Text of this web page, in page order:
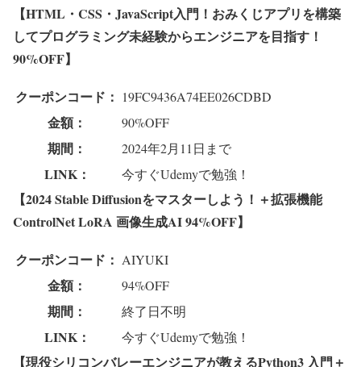
【HTML・CSS・JavaScript入門！おみくじアプリを構築
してプログラミング未経験からエンジニアを目指す！
90%OFF】
クーポンコード： 19FC9436A74EE026CDBD
金額： 90%OFF
期間： 2024年2月11日まで
LINK： 今すぐUdemyで勉強！
【2024 Stable Diffusionをマスターしよう！＋拡張機能
ControlNet LoRA 画像生成AI 94%OFF】
クーポンコード： AIYUKI
金額： 94%OFF
期間： 終了日不明
LINK： 今すぐUdemyで勉強！
【現役シリコンバレーエンジニアが教えるPython3 入門＋